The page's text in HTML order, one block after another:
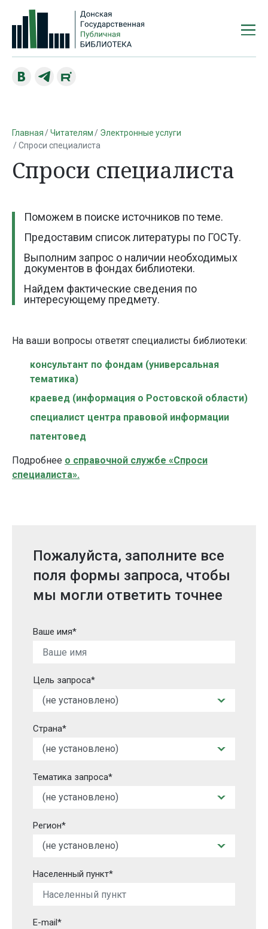
Главная Читателям
Электронные услуги
Спроси специалиста
Спроси специалиста
Поможем в поиске источников по теме.
Предоставим список литературы по ГОСТу.
Выполним запрос о наличии необходимых
документов в фондах библиотеки.
Найдем фактические сведения по
интересующему предмету.
На ваши вопросы ответят специалисты библиотеки:
консультант по фондам (универсальная
тематика)
краевед (информация о Ростовской области)
специалист центра правовой информации
патентовед
Подробнее о справочной службе «Спроси
специалиста».
Пожалуйста, заполните все
поля формы запроса, чтобы
мы могли ответить точнее
Ваше имя*
Цель запроса*
Страна*
Тематика запроса*
Регион*
Населенный пункт*
E-mail*